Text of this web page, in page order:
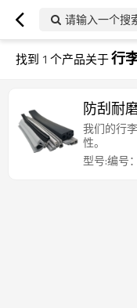
请输入一个搜
找到 1 个产品关于行
防刮耐
我们的行
性。
型号:编号